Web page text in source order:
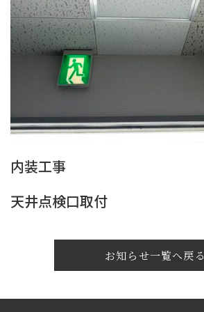
内装工事
天井点検口取付
お知らせ一覧へ戻る